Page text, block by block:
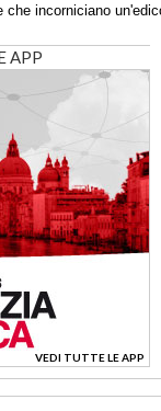
che incorniciano
APP
VEDI TUTTE LE APP
>